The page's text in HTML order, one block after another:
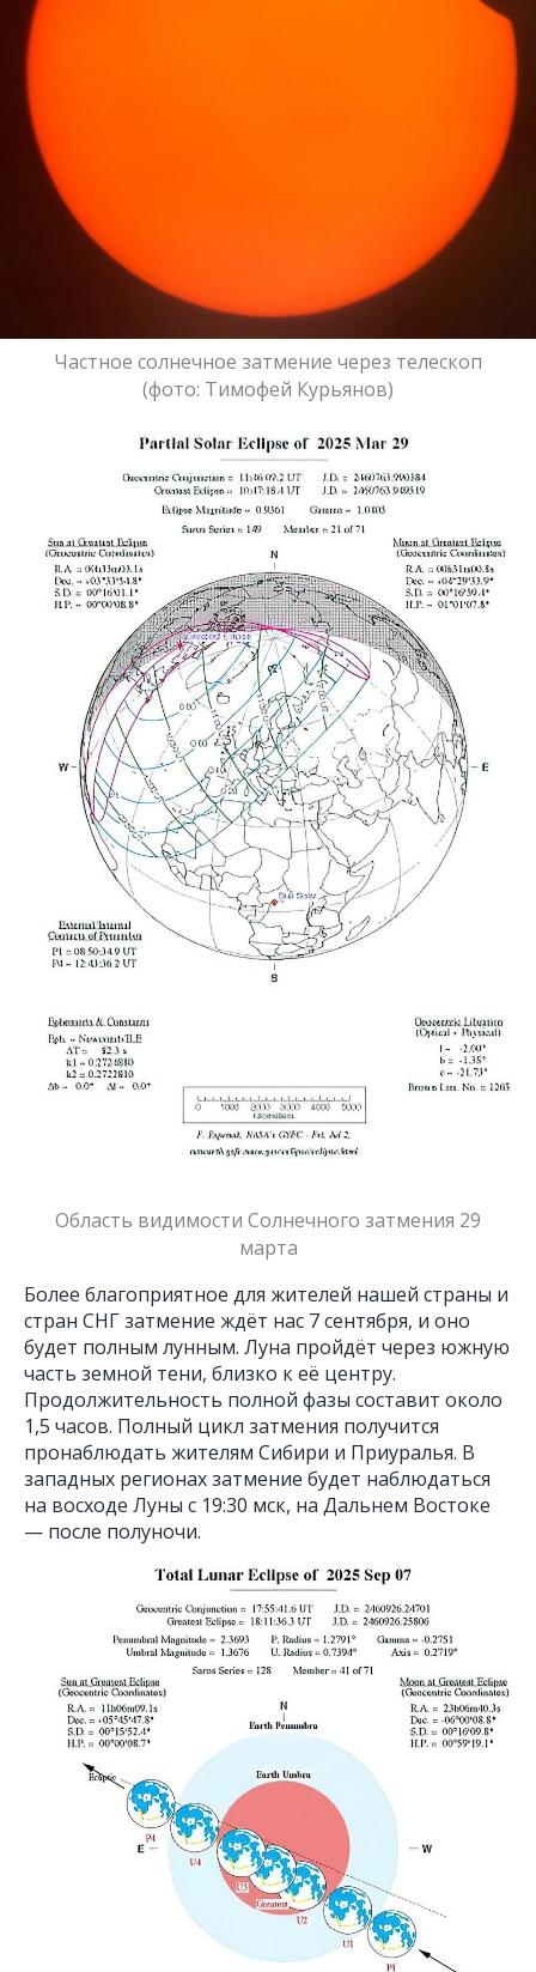
Частное солнечное затмение через телескоп
(фото: Тимофей Курьянов)
Область видимости Солнечного затмения 29
марта
Более благоприятное для жителей нашей страны и
стран СНГ затмение ждёт нас 7 сентября, и оно
будет полным лунным. Луна пройдёт через южную
часть земной тени, близко к её центру.
Продолжительность полной фазы составит около
1,5 часов. Полный цикл затмения получится
пронаблюдать жителям Сибири и Приуралья. В
западных регионах затмение будет наблюдаться
на восходе Луны с 19:30 мск, на Дальнем Востоке
— после полуночи.
Nature Photo Talks
Фотовыставки NPT
Наши
мероприятия